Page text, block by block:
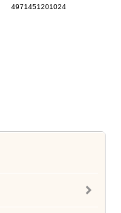
4971451201024